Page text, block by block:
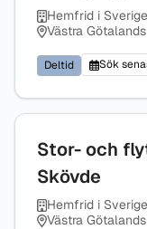
Hemfrid i
Västra
Deltid Sök
Stor- och
Skövde
Hemfrid i
Västra